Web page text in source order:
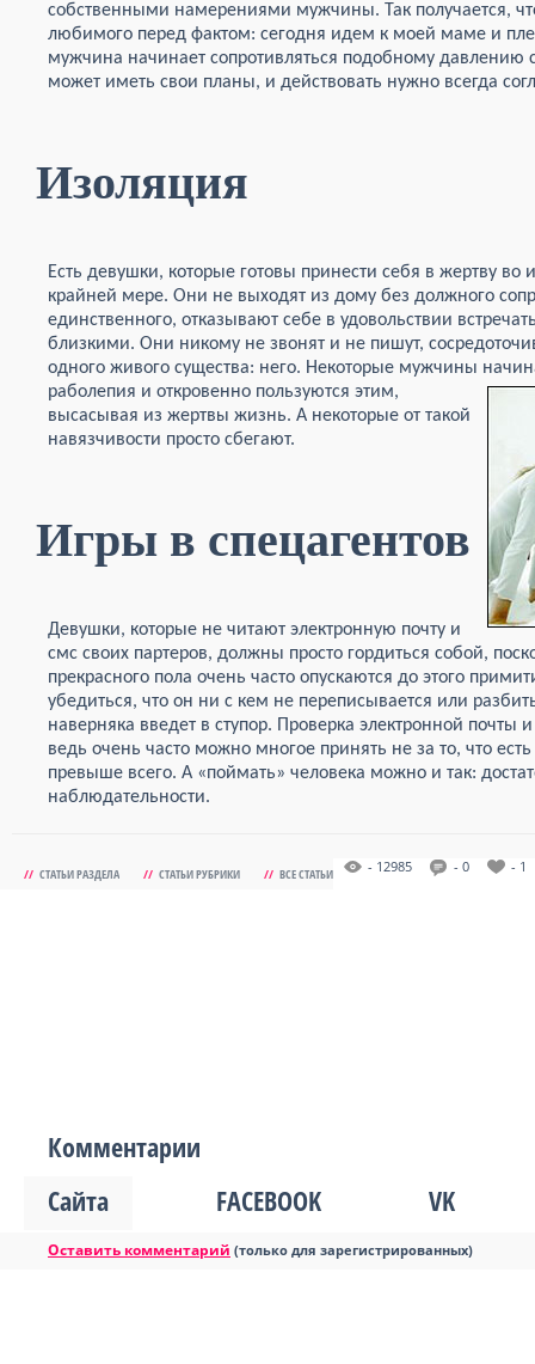
собственными намерениями мужчины. Так получается,
любимого перед фактом: сегодня идем к моей маме и
мужчина начинает сопротивляться подобному
может иметь свои планы, и действовать нужно всегда
Изоляция
Есть девушки, которые готовы принести себя в жертву
крайней мере. Они не выходят из дому без должного
единственного, отказывают себе в удовольствии
близкими. Они никому не звонят и не пишут,
одного живого существа: него. Некоторые мужчины
раболепия и откровенно пользуются этим,
высасывая из жертвы жизнь. А некоторые от такой
навязчивости просто сбегают.
Игры в спецагентов
Девушки, которые не читают электронную почту и
смс своих партеров, должны просто гордиться собой,
прекрасного пола очень часто опускаются до этого
убедиться, что он ни с кем не переписывается или
наверняка введет в ступор. Проверка электронной
ведь очень часто можно многое принять не за то, что
превыше всего. А «поймать» человека можно и так:
наблюдательности.
// СТАТЬИ РАЗДЕЛА // СТАТЬИ РУБРИКИ // ВСЕ СТАТЬИ - 12985 - 0 - 1
Комментарии
Сайта
FACEBOOK VK
Оставить комментарий (только для зарегистрированных)